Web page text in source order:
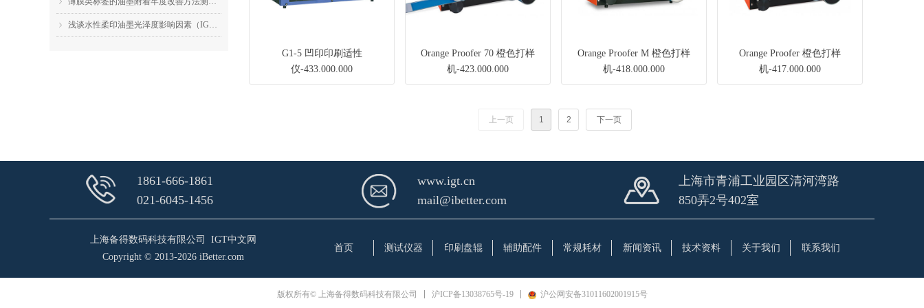
G1-5 凹印印刷适性
仪-433.000.000
Orange Proofer 70 橙色打样
机-423.000.000
Orange Proofer M 橙色打样
机-418.000.000
Orange Proofer 橙色打样
机-417.000.000
上一页 1 2 下一页
ꁇ 浅谈水性柔印油墨光泽度影响因素（IGT F1的应用）
1861-666-1861
021-6045-1456
www.igt.cn
mail@ibetter.com
上海市青浦工业园区清河湾路
850弄2号402室
上海备得数码科技有限公司 IGT中文网
Copyright © 2013-2026 iBetter.com
首页 测试仪器 印刷盘辊 辅助配件 常规耗材 新闻资讯 技术资料 关于我们 联系我们
版权所有© 上海备得数码科技有限公司 沪ICP备13038765号-19 沪公网安备31011602001915号